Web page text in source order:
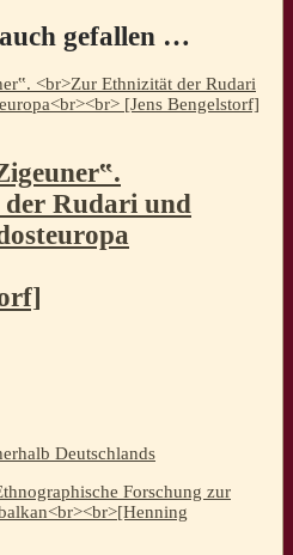
gefallen …
Rudari und
Deutschlands